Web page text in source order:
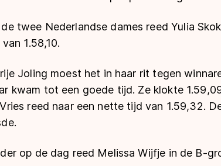
de twee Nederlandse dames reed Yulia
1.58,10.
Joling moest het in haar rit tegen
kwam tot een goede tijd. Ze klokte
reed naar een nette tijd van 1.59,32.
op de dag reed Melissa Wijfje in de B-